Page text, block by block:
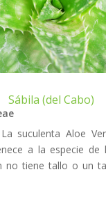
Sábila (del Cabo)
suculenta Aloe
a la especie de
no tiene tallo o un